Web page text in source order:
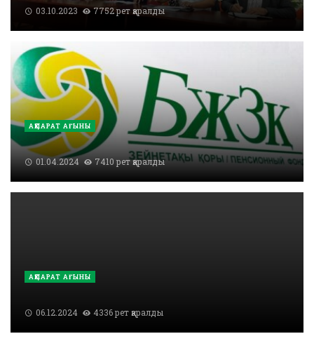
03.10.2023 7752 рет қаралды
АҚПАРАТ АҒЫНЫ
01.04.2024 7410 рет қаралды
АҚПАРАТ АҒЫНЫ
06.12.2024 4336 рет қаралды